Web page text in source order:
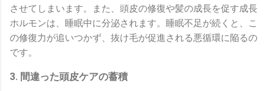
させてしまいます。また、頭皮の修復や髪の成長を促す成長
ホルモンは、睡眠中に分泌されます。睡眠不足が続くと、こ
の修復力が追いつかず、抜け毛が促進される悪循環に陥るの
です。
3. 間違った頭皮ケアの蓄積